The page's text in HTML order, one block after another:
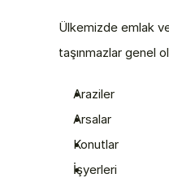
Ülkemizde emlak
taşınmazlar genel
Araziler
Arsalar
Konutlar
İşyerleri